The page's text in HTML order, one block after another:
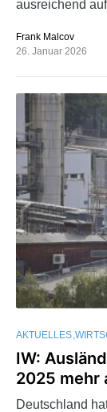
ausreichend
Frank Malcov
26. Januar 2026
AKTUELLES
IW:
2025 mehr
Deutschland